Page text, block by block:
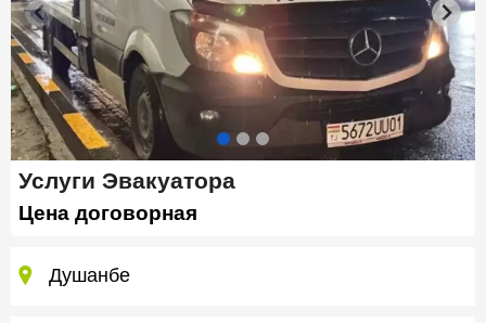
Услуги Эвакуатора
Цена договорная
Душанбе